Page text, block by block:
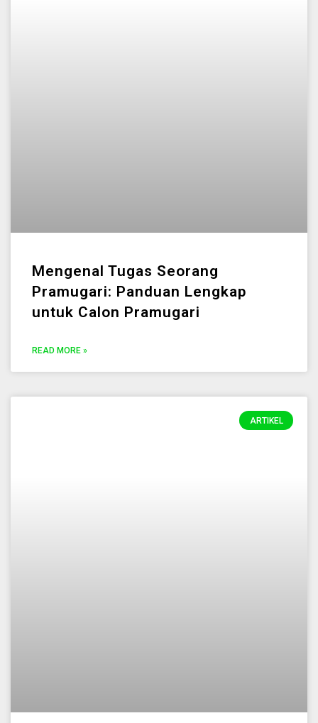
Mengenal Tugas Seorang
Pramugari: Panduan Lengkap
untuk Calon Pramugari
READ MORE »
ARTIKEL